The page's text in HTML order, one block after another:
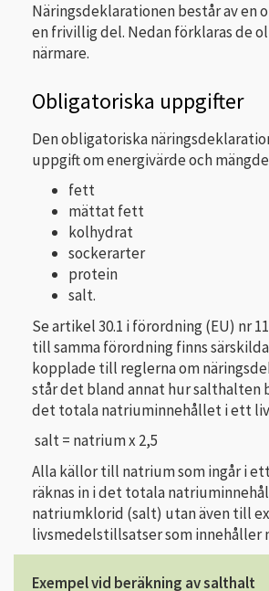
Näringsdeklarationen består av en
en frivillig del. Nedan förklaras de
närmare.
Obligatoriska uppgifter
Den obligatoriska
uppgift om energivärde och
fett
mättat fett
kolhydrat
sockerarter
protein
salt.
Se artikel 30.1 i förordning (EU) nr
till samma förordning finns
kopplade till reglerna om
står det bland annat hur salthalten
det totala natriuminnehållet i ett
salt = natrium x 2,5
Alla källor till natrium som ingår i
räknas in i det totala
natriumklorid (salt) utan även till
livsmedelstillsatser som innehåller
Exempel vid beräkning av salthalt